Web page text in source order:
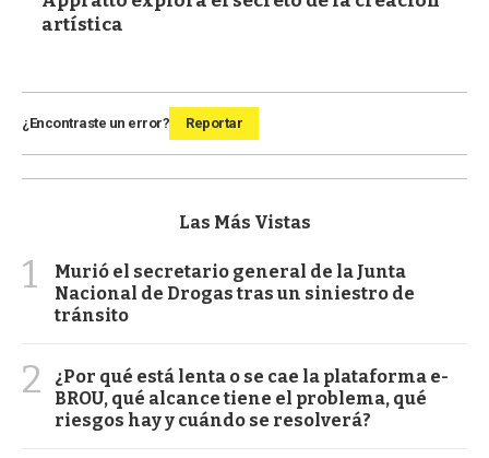
artística
¿Encontraste un error? Reportar
Las Más Vistas
1
Murió el secretario general de la Junta
Nacional de Drogas tras un siniestro de
tránsito
2
¿Por qué está lenta o se cae la plataforma e-
BROU, qué alcance tiene el problema, qué
riesgos hay y cuándo se resolverá?